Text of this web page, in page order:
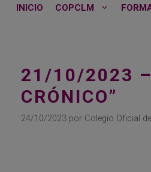
INICIO COPCLM
21/10/2023 –
CRÓNICO”
24/10/2023 por Colegio Oficial